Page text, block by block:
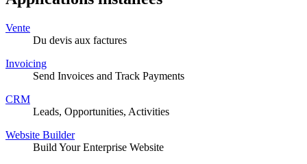
Vente
Du devis aux factures
Invoicing
Send Invoices and Track Payments
CRM
Leads, Opportunities, Activities
Website Builder
Build Your Enterprise Website